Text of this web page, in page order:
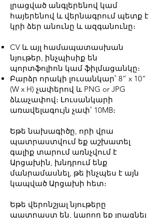
լրացված անգլերենով կամ
հայերենով և վերնագրում պետք է
կրի ձեր անունը և ազգանունը։
CV և այլ համապատասխան
նյութեր, ինչպիսիք են
պորտֆոլիոն կամ ֆիլմացանկը։
Բարձր որակի լուսանկար՝ 8” x 10”
(W x H) չափերով և PNG or JPG
ձևաչափով։ Լուսանկարի
առավելագույն չափ՝ 10MB։
Եթե նախագիծը, որի վրա
պատրաստվում եք աշխատել
գալիք տարում առնչվում է
Արցախին, խնդրում ենք
մանրամասնել, թե ինչպես է այն
կապված Արցախի հետ։
Եթե վերոնշյալ նյութերը
պատրաստ են, կարող եք լրացնել